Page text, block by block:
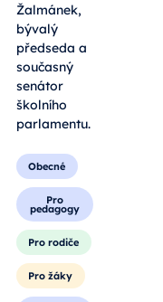
Žalmánek,
bývalý
předseda a
současný
senátor
školního
parlamentu.
Obecné
Pro
pedagogy
Pro rodiče
Pro žáky